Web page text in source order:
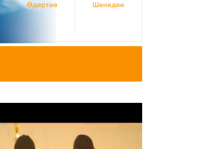
Өдөртөө Шөнөдөө